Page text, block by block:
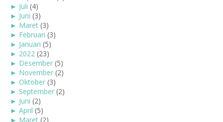
► Juli (4)
► Juni (3)
► Maret (3)
► Februari (3)
► Januari (5)
► 2022 (23)
► Desember (5)
► November (2)
► Oktober (3)
► September (2)
► Juni (2)
► April (5)
► Maret (2)